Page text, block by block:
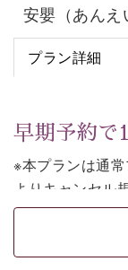
安嬰（あんえ
プラン詳細
早期予約で
※本プランは通
よりキャンセル
※本プランは２
上諏訪温泉しん